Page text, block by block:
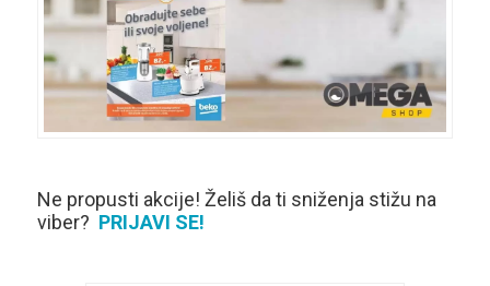
Ne propusti akcije! Želiš da ti sniženja stižu na
viber? PRIJAVI SE!